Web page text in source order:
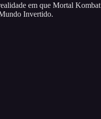
em que Mortal
Invertido.